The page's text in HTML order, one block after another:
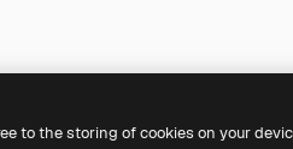
to the storing of cookies on your